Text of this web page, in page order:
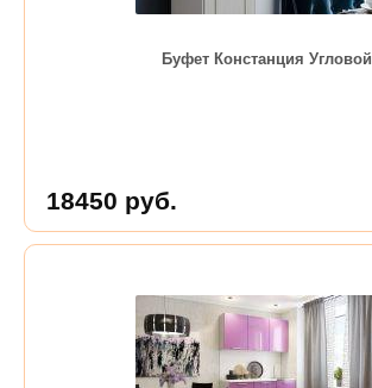
Буфет Констанция Угловой
18450 руб.